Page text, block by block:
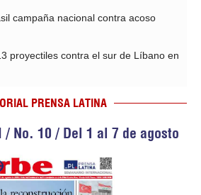
campaña nacional contra acoso
proyectiles contra el sur de Líbano en
PRENSA LATINA
/ No. 10 / Del 1 al 7 de agosto